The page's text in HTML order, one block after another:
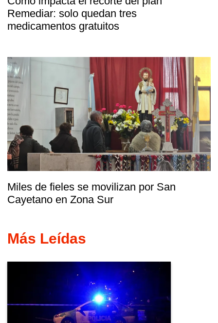
Remediar: solo quedan tres
medicamentos gratuitos
Miles de fieles se movilizan por San
Cayetano en Zona Sur
Más Leídas